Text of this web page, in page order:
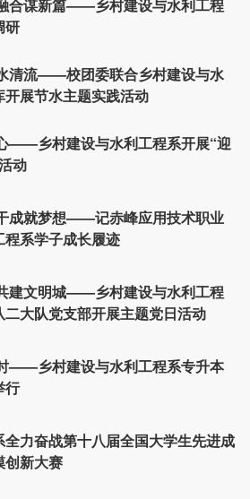
合谋新篇——乡村建设与水利工程
研
清流——校团委联合乡村建设与水
展节水主题实践活动
——乡村建设与水利工程系开展“迎
动
成就梦想——记赤峰应用技术职业
系学子成长履迹
建文明城——乡村建设与水利工程
大队党支部开展主题党日活动
——乡村建设与水利工程系专升本
行
力奋战第十八届全国大学生先进成
创新大赛